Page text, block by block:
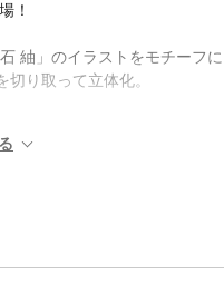
！
紬」のイラストをモチーフ
り取って立体化。